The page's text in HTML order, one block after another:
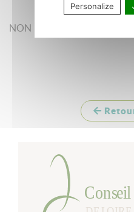
NON
Personalize